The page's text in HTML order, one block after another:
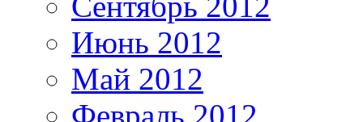
Июнь 2012
Май 2012